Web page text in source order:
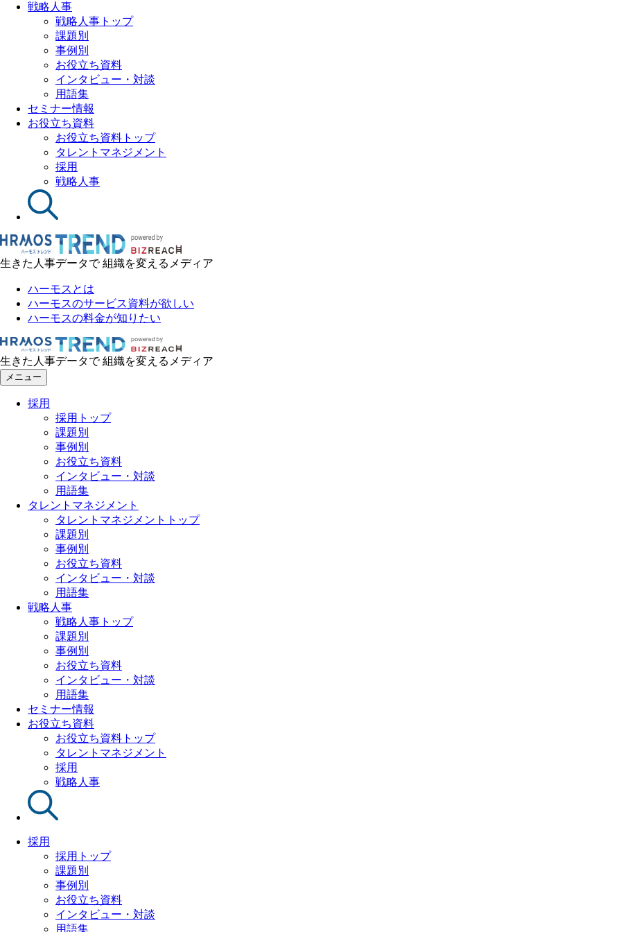
戦略人事
戦略人事トップ
課題別
事例別
お役立ち資料
インタビュー・対談
用語集
セミナー情報
お役立ち資料
お役立ち資料トップ
タレントマネジメント
採用
戦略人事
生きた人事データで 組織を変えるメディア
ハーモスとは
ハーモスのサービス資料が欲しい
ハーモスの料金が知りたい
生きた人事データで 組織を変えるメディア
メニュー
採用
採用トップ
課題別
事例別
お役立ち資料
インタビュー・対談
用語集
タレントマネジメント
タレントマネジメントトップ
課題別
事例別
お役立ち資料
インタビュー・対談
用語集
戦略人事
戦略人事トップ
課題別
事例別
お役立ち資料
インタビュー・対談
用語集
セミナー情報
お役立ち資料
お役立ち資料トップ
タレントマネジメント
採用
戦略人事
採用
採用トップ
課題別
事例別
お役立ち資料
インタビュー・対談
用語集